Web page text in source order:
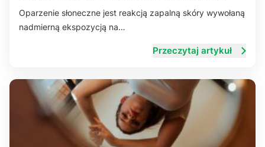
Oparzenie słoneczne jest reakcją zapalną skóry wywołaną
nadmierną ekspozycją na…
Przeczytaj artykuł